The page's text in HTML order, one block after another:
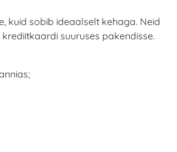
kuid sobib ideaalselt kehaga. Neid
suuruses pakendisse.